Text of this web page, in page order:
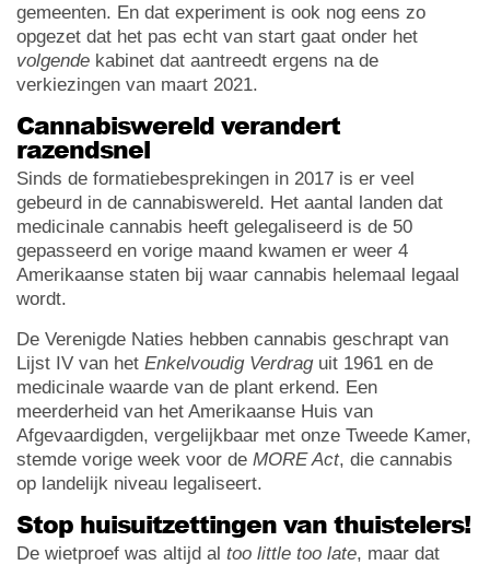
gemeenten. En dat experiment is ook nog eens zo
opgezet dat het pas echt van start gaat onder het
volgende kabinet dat aantreedt ergens na de
verkiezingen van maart 2021.
Cannabiswereld verandert
razendsnel
Sinds de formatiebesprekingen in 2017 is er veel
gebeurd in de cannabiswereld. Het aantal landen dat
medicinale cannabis heeft gelegaliseerd is de 50
gepasseerd en vorige maand kwamen er weer 4
Amerikaanse staten bij waar cannabis helemaal legaal
wordt.
De Verenigde Naties hebben cannabis geschrapt van
Lijst IV van het Enkelvoudig Verdraguit 1961 en de
medicinale waarde van de plant erkend. Een
meerderheid van het Amerikaanse Huis van
Afgevaardigden, vergelijkbaar met onze Tweede Kamer,
stemde vorige week voor de MORE Act, die cannabis
op landelijk niveau legaliseert.
Stop huisuitzettingen van thuistelers!
De wietproef was altijd al too little too late, maar dat